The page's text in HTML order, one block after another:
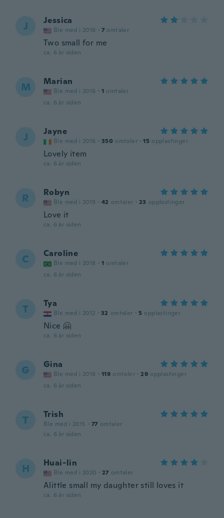
J Jessica
Ble med i 2016 · 7 omtaler
Two small for me
ca. 6 år siden
M Marian
Ble med i 2016 · 1 omtaler
ca. 6 år siden
J Jayne
Ble med i 2016 · 350 omtaler · 15 opplastinger
Lovely item
ca. 6 år siden
R Robyn
Ble med i 2019 · 42 omtaler · 23 opplastinger
Love it
ca. 6 år siden
C Caroline
Ble med i 2018 · 1 omtaler
ca. 6 år siden
T Tya
Ble med i 2012 · 32 omtaler · 5 opplastinger
Nice 🤗
ca. 6 år siden
G Gina
Ble med i 2018 · 119 omtaler · 29 opplastinger
ca. 6 år siden
T Trish
Ble med i 2015 · 77 omtaler
ca. 6 år siden
H Huai-lin
Ble med i 2020 · 27 omtaler
Alittle small my daughter still loves it
ca. 6 år siden